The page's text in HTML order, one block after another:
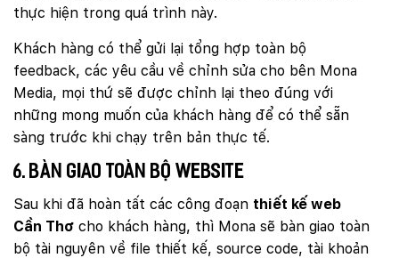
thực hiện trong quá trình này.
Khách hàng có thể gửi lại tổng hợp toàn bộ
feedback, các yêu cầu về chỉnh sửa cho bên Mona
Media, mọi thứ sẽ được chỉnh lại theo đúng với
những mong muốn của khách hàng để có thể sẵn
sàng trước khi chạy trên bản thực tế.
6. Bàn giao toàn bộ website
Sau khi đã hoàn tất các công đoạn thiết kế web
Cần Thơ cho khách hàng, thì Mona sẽ bàn giao toàn
bộ tài nguyên về file thiết kế, source code, tài khoản